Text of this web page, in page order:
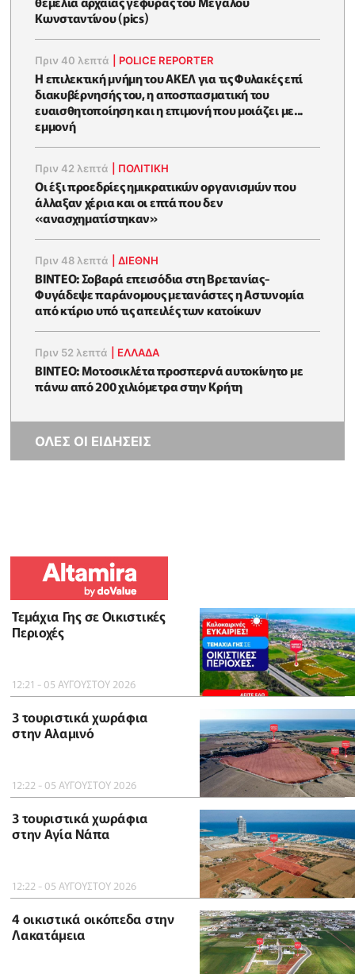
Κωνσταντίνου (pics)
Πριν 40 λεπτά POLICE REPORTER
Η επιλεκτική μνήμη του ΑΚΕΛ για τις Φυλακές επί
διακυβέρνησής του, η αποσπασματική του
ευαισθητοποίηση και η επιμονή που μοιάζει με...
εμμονή
Πριν 42 λεπτά ΠΟΛΙΤΙΚΗ
Οι έξι προεδρίες ημικρατικών οργανισμών που
άλλαξαν χέρια και οι επτά που δεν
«ανασχηματίστηκαν»
Πριν 48 λεπτά |ΔΙΕΘΝΗ
ΒΙΝΤΕΟ: Σοβαρά επεισόδια στη Βρετανίας-
Φυγάδεψε παράνομους μετανάστες η Αστυνομία
από κτίριο υπό τις απειλές των κατοίκων
Πριν 52 λεπτά ΕΛΛΑΔΑ
ΒΙΝΤΕΟ: Μοτοσικλέτα προσπερνά αυτοκίνητο με
πάνω από 200 χιλιόμετρα στην Κρήτη
ΟΛΕΣ ΟΙ ΕΙΔΗΣΕΙΣ
Τεμάχια Γης σε Οικιστικές
Περιοχές
12:21 - 05 ΑΥΓΟΥΣΤΟΥ 2026
3 τουριστικά χωράφια
στην Αλαμινό
12:22 - 05 ΑΥΓΟΥΣΤΟΥ 2026
3 τουριστικά χωράφια
στην Αγία Νάπα
12:22 - 05 ΑΥΓΟΥΣΤΟΥ 2026
4 οικιστικά οικόπεδα στην
Λακατάμεια